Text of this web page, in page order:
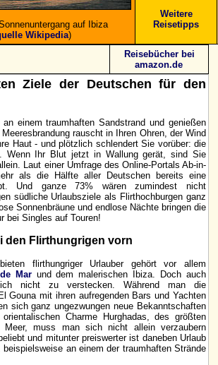
auf Ibiza
Wikipedia)
Weitere
Reisetipps
Reisebücher bei
amazon.de
Ziele der Deutschen für den
einem traumhaften Sandstrand und genießen
rauscht in Ihren Ohren, der Wind
Haut - und plötzlich schlendert Sie vorüber: die
Wenn Ihr Blut jetzt in Wallung gerät, sind Sie
Laut einer Umfrage des Online-Portals Ab-in-
als die Hälfte aller Deutschen bereits eine
Und ganze 73% wären zumindest nicht
südliche Urlaubsziele als Flirthochburgen ganz
Sonnenbräune und endlose Nächte bringen die
bei Singles auf Touren!
den Flirthungrigen vorn
flirthungriger Urlauber gehört vor allem
Marund dem malerischen Ibiza. Doch auch
nicht zu verstecken. Während man die
Gouna mit ihren aufregenden Bars und Yachten
sich ganz ungezwungen neue Bekanntschaften
Charme Hurghadas, des größten
Meer, muss man sich nicht allein verzaubern
und mitunter preiswerter ist daneben Urlaub
an einem der traumhaften Strände